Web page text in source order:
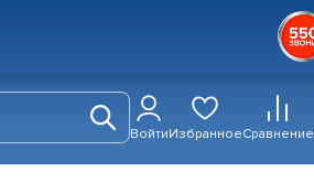
ВойтиИзбранноеСравнение